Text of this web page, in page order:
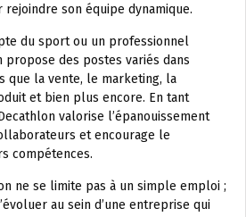
son équipe dynamique.
du sport ou un professionnel
propose des postes variés dans
que la vente, le marketing, la
et bien plus encore. En tant
valorise l’épanouissement
et encourage le
compétences.
ne se limite pas à un simple emploi ;
au sein d’une entreprise qui